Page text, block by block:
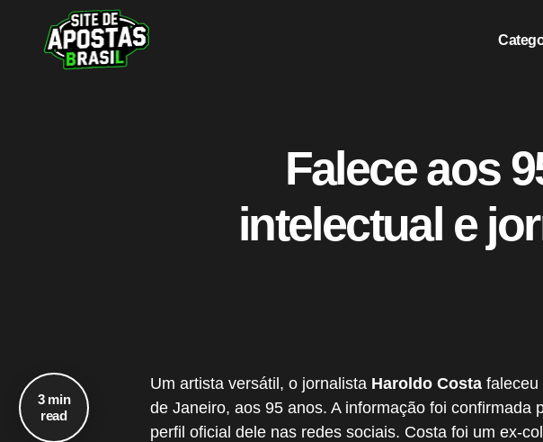
Falece aos
intelectual e
3 min
read
Um artista versátil, o jornalista Haroldo Costa faleceu
de Janeiro, aos 95 anos. A informação foi confirmada
perfil oficial dele nas redes sociais. Costa foi um ex-